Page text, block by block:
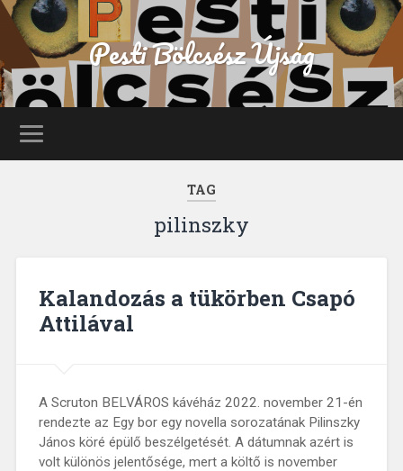
Pesti Bölcsész Újság
TAG
pilinszky
Kalandozás a tükörben Csapó
Attilával
A Scruton BELVÁROS kávéház 2022. november 21-én
rendezte az Egy bor egy novella sorozatának Pilinszky
János köré épülő beszélgetését. A dátumnak azért is
volt különös jelentősége, mert a költő is november